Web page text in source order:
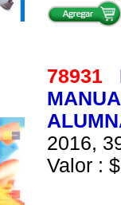
78931
2016,
Valor :